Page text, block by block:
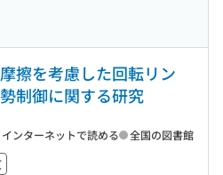
擦を考慮した回転リン
制御に関する研究
インターネットで読める 全国の図書館